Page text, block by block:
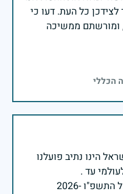
כל העת. דעו כי
ומורשתם ממשיכה
הכללי
הינו נתיב פועלנו
-2026